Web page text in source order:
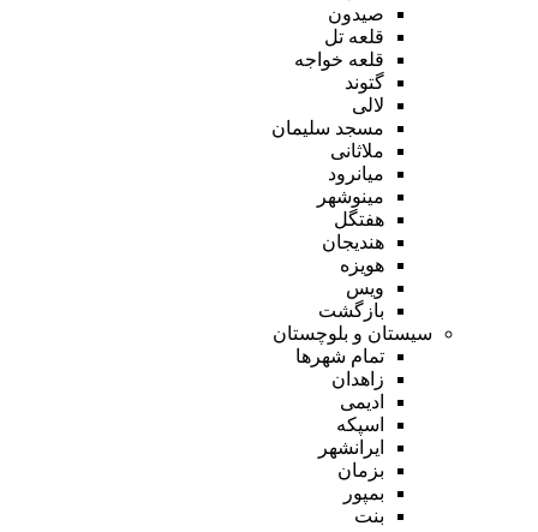
صیدون
قلعه تل
قلعه خواجه
گتوند
لالی
مسجد سلیمان
ملاثانی
میانرود
مینوشهر
هفتگل
هندیجان
هویزه
ویس
بازگشت
سیستان و بلوچستان
تمام شهر‌ها
زاهدان
ادیمی
اسپکه
ایرانشهر
بزمان
بمپور
بنت